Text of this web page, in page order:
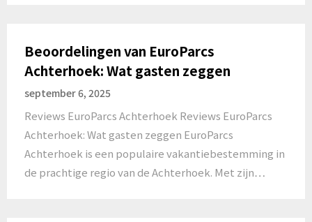
Beoordelingen van EuroParcs
Achterhoek: Wat gasten zeggen
september 6, 2025
Reviews EuroParcs Achterhoek Reviews EuroParcs
Achterhoek: Wat gasten zeggen EuroParcs
Achterhoek is een populaire vakantiebestemming in
de prachtige regio van de Achterhoek. Met zijn…